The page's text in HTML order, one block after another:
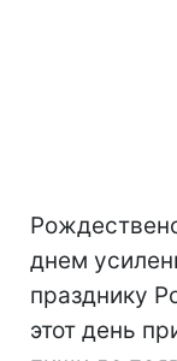
днем
празднику
этот день